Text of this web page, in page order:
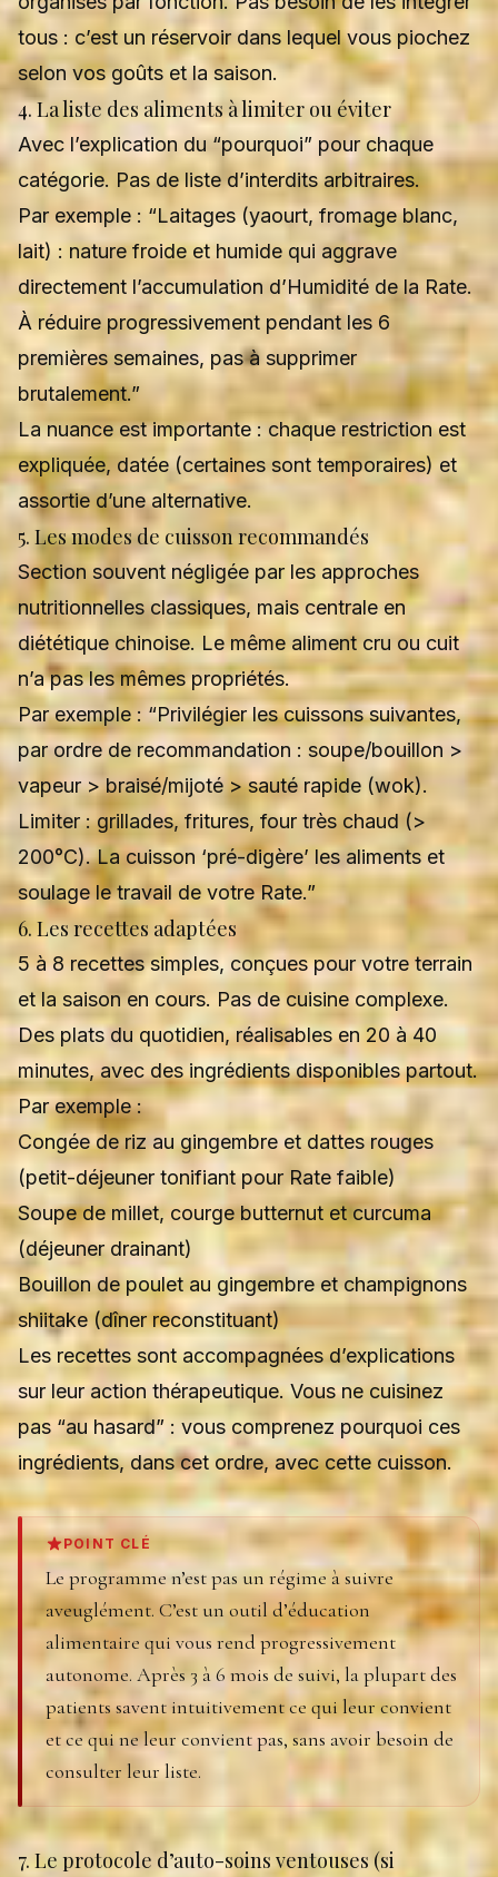
tous : c’est un réservoir dans lequel vous piochez
selon vos goûts et la saison.
4. La liste des aliments à limiter ou éviter
Avec l’explication du “pourquoi” pour chaque
catégorie. Pas de liste d’interdits arbitraires.
Par exemple : “Laitages (yaourt, fromage blanc,
lait) : nature froide et humide qui aggrave
directement l’accumulation d’Humidité de la Rate.
À réduire progressivement pendant les 6
premières semaines, pas à supprimer
brutalement.”
La nuance est importante : chaque restriction est
expliquée, datée (certaines sont temporaires) et
assortie d’une alternative.
5. Les modes de cuisson recommandés
Section souvent négligée par les approches
nutritionnelles classiques, mais centrale en
diététique chinoise. Le même aliment cru ou cuit
n’a pas les mêmes propriétés.
Par exemple : “Privilégier les cuissons suivantes,
par ordre de recommandation : soupe/bouillon >
vapeur > braisé/mijoté > sauté rapide (wok).
Limiter : grillades, fritures, four très chaud (>
200°C). La cuisson ‘pré-digère’ les aliments et
soulage le travail de votre Rate.”
6. Les recettes adaptées
5 à 8 recettes simples, conçues pour votre terrain
et la saison en cours. Pas de cuisine complexe.
Des plats du quotidien, réalisables en 20 à 40
minutes, avec des ingrédients disponibles partout.
Par exemple :
Congée de riz au gingembre et dattes rouges
(petit-déjeuner tonifiant pour Rate faible)
Soupe de millet, courge butternut et curcuma
(déjeuner drainant)
Bouillon de poulet au gingembre et champignons
shiitake (dîner reconstituant)
Les recettes sont accompagnées d’explications
sur leur action thérapeutique. Vous ne cuisinez
pas “au hasard” : vous comprenez pourquoi ces
ingrédients, dans cet ordre, avec cette cuisson.
POINT CLÉ
Le programme n’est pas un régime à suivre
aveuglément. C’est un outil d’éducation
alimentaire qui vous rend progressivement
autonome. Après 3 à 6 mois de suivi, la plupart des
patients savent intuitivement ce qui leur convient
et ce qui ne leur convient pas, sans avoir besoin de
consulter leur liste.
7. Le protocole d’auto-soins ventouses (si